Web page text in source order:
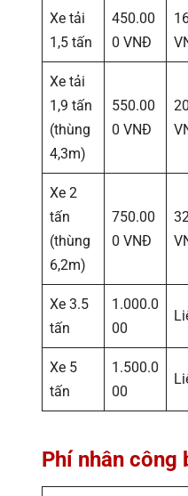
Xe tải
1,5 tấn
450.00
0 VNĐ
Xe tải
1,9 tấn
(thùng
4,3m)
550.00
0 VNĐ
Xe 2
tấn
(thùng
6,2m)
750.00
0 VNĐ
Xe 3.5
tấn
1.000.0
00
Xe 5
tấn
1.500.0
00
Phí nhân công